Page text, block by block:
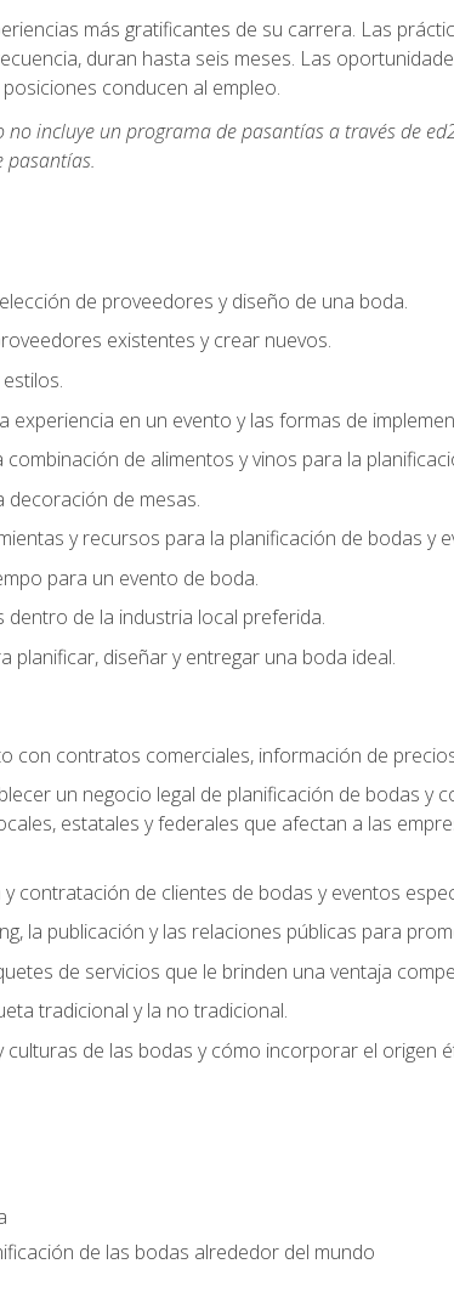
más gratificantes de su carrera. Las
duran hasta seis meses. Las
conducen al empleo.
no incluye un programa de pasantías a través de
de proveedores y diseño de una boda.
existentes y crear nuevos.
experiencia en un evento y las formas de
de alimentos y vinos para la
decoración de mesas.
y recursos para la planificación de bodas y
para un evento de boda.
de la industria local preferida.
planificar, diseñar y entregar una boda ideal.
con contratos comerciales, información de
un negocio legal de planificación de bodas y
estatales y federales que afectan a las
contratación de clientes de bodas y eventos
la publicación y las relaciones públicas para
de servicios que le brinden una ventaja
tradicional y la no tradicional.
culturas de las bodas y cómo incorporar el origen
de las bodas alrededor del mundo